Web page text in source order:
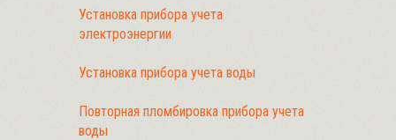
Установка прибора учета
электроэнергии
Установка прибора учета воды
Повторная пломбировка прибора учета
воды